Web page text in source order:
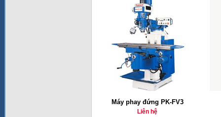
Máy phay đứng PK-FV3
Liên hệ